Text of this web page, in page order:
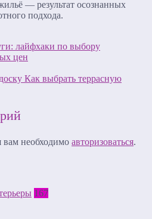
— результат осознанных
подхода.
лайфхаки по выбору
цен
Как выбрать террасную
вам необходимо авторизоваться.
167